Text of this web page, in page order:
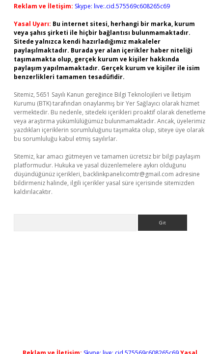
Reklam ve İletişim: Skype: live:.cid.575569c608265c69
Yasal Uyarı: Bu internet sitesi, herhangi bir marka, kurum
veya şahıs şirketi ile hiçbir bağlantısı bulunmamaktadır.
Sitede yalnızca kendi hazırladığımız makaleler
paylaşılmaktadır. Burada yer alan içerikler haber niteliği
taşımamakta olup, gerçek kurum ve kişiler hakkında
paylaşım yapılmamaktadır. Gerçek kurum ve kişiler ile isim
benzerlikleri tamamen tesadüfidir.
Sitemiz, 5651 Sayılı Kanun gereğince Bilgi Teknolojileri ve İletişim
Kurumu (BTK) tarafından onaylanmış bir Yer Sağlayıcı olarak hizmet
vermektedir. Bu nedenle, sitedeki içerikleri proaktif olarak denetleme
veya araştırma yükümlülüğümüz bulunmamaktadır. Ancak, üyelerimiz
yazdıkları içeriklerin sorumluluğunu taşımakta olup, siteye üye olarak
bu sorumluluğu kabul etmiş sayılırlar.
Sitemiz, kar amacı gütmeyen ve tamamen ücretsiz bir bilgi paylaşım
platformudur. Hukuka ve yasal düzenlemelere aykırı olduğunu
düşündüğünüz içerikleri, backlinkpanelicomtr@gmail.com adresine
bildirmeniz halinde, ilgili içerikler yasal süre içerisinde sitemizden
kaldırılacaktır.